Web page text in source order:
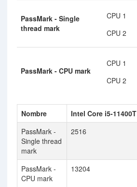
PassMark - Single
thread mark
CPU 1
CPU 2
PassMark - CPU mark
CPU 1
CPU 2
Nombre Intel Core i5-11400T
PassMark -
Single thread
mark
2516
PassMark -
CPU mark
13204